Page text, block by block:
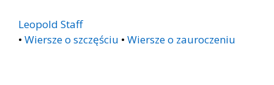
Leopold Staff
• Wiersze o szczęściu • Wiersze o zauroczeniu